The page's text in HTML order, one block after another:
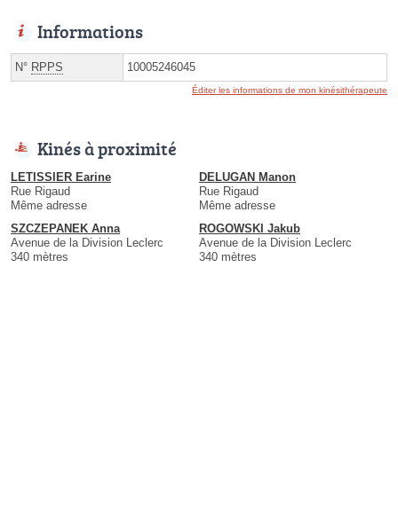
Informations
N° RPPS 10005246045
Éditer les informations de mon kinésithérapeute
Kinés à proximité
LETISSIER Earine
Rue Rigaud
Même adresse
DELUGAN Manon
Rue Rigaud
Même adresse
SZCZEPANEK Anna
Avenue de la Division Leclerc
340 mètres
ROGOWSKI Jakub
Avenue de la Division Leclerc
340 mètres